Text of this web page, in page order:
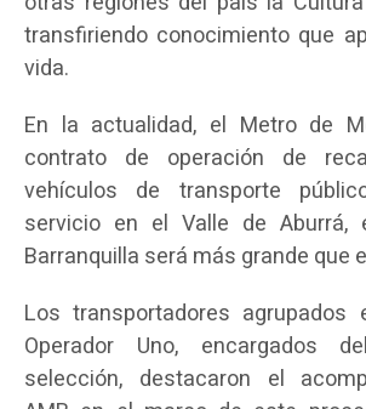
transfiriendo conocimiento que
vida.
En la actualidad, el Metro de
contrato de operación de
vehículos de transporte
servicio en el Valle de Aburrá,
Barranquilla será más grande que
Los transportadores agrupados
Operador Uno, encargados
selección, destacaron el